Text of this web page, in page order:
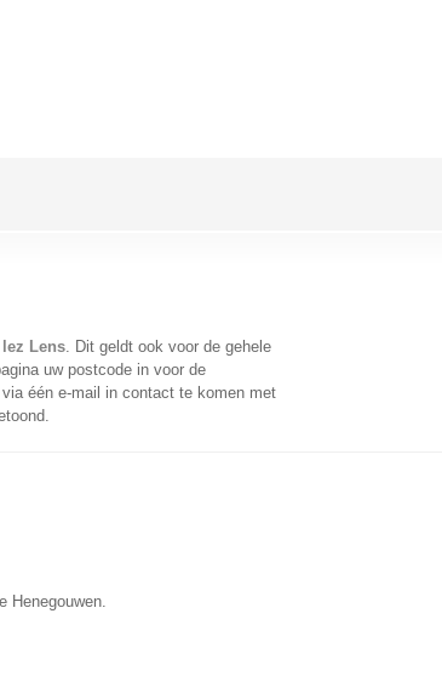
Lens. Dit geldt ook voor de gehele
uw postcode in voor de
één e-mail in contact te komen met
Henegouwen.